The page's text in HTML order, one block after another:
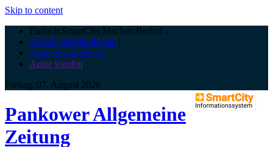
Skip to content
Einfach.SmartCity.Machen:Berlin! -
Artikel veröffentlichen |
Anzeige aufgeben |
Autor werden
Freitag, 07. August 2026
Pankower Allgemeine
Zeitung